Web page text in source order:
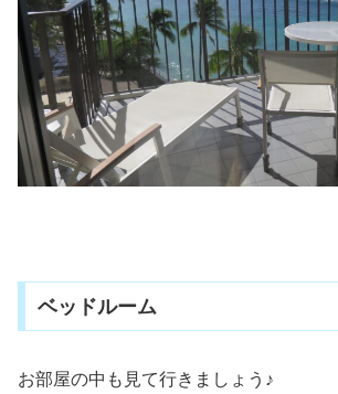
ベッドルーム
お部屋の中も見て行きましょう♪